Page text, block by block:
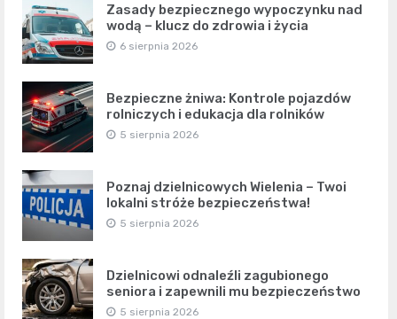
Zasady bezpiecznego wypoczynku nad
wodą – klucz do zdrowia i życia
6 sierpnia 2026
Bezpieczne żniwa: Kontrole pojazdów
rolniczych i edukacja dla rolników
5 sierpnia 2026
Poznaj dzielnicowych Wielenia – Twoi
lokalni stróże bezpieczeństwa!
5 sierpnia 2026
Dzielnicowi odnaleźli zagubionego
seniora i zapewnili mu bezpieczeństwo
5 sierpnia 2026